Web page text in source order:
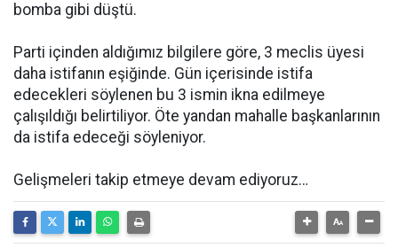
bomba gibi düştü.
Parti içinden aldığımız bilgilere göre, 3 meclis üyesi
daha istifanın eşiğinde. Gün içerisinde istifa
edecekleri söylenen bu 3 ismin ikna edilmeye
çalışıldığı belirtiliyor. Öte yandan mahalle başkanlarının
da istifa edeceği söyleniyor.
Gelişmeleri takip etmeye devam ediyoruz…